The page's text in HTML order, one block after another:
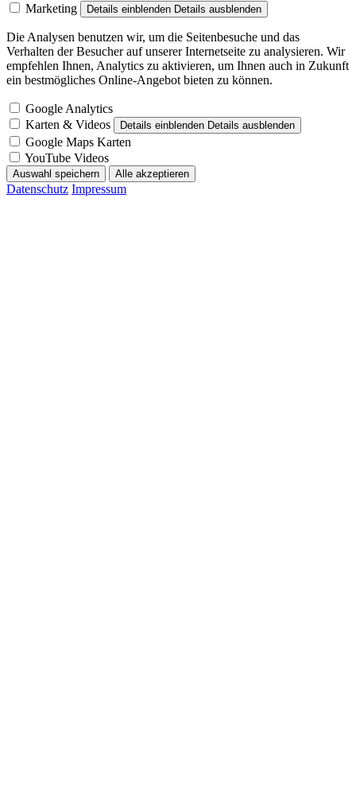
Marketing
Details einblenden Details ausblenden
Die Analysen benutzen wir, um die Seitenbesuche und das
Verhalten der Besucher auf unserer Internetseite zu analysieren. Wir
empfehlen Ihnen, Analytics zu aktivieren, um Ihnen auch in Zukunft
ein bestmögliches Online-Angebot bieten zu können.
Google Analytics
Karten & Videos
Details einblenden Details ausblenden
Google Maps Karten
YouTube Videos
Auswahl speichern Alle akzeptieren
Datenschutz Impressum